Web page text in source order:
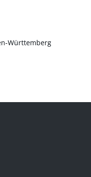
Württemberg